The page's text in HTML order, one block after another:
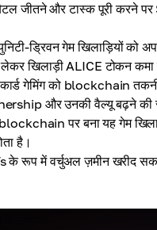
जीतने और टास्क पूरी करने
ड्रिवन गेम खिलाड़ियों को
लेकर खिलाड़ी ALICE टोकन
गेमिंग को blockchain
और उनकी वैल्यू बढ़ने की
पर बना यह गेम
है।
के रूप में वर्चुअल ज़मीन खरीद